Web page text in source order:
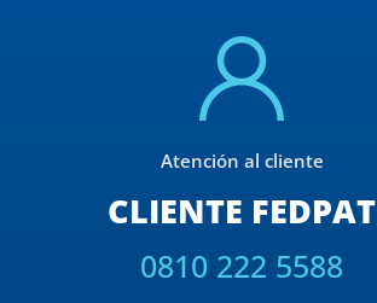
Atención al cliente
CLIENTE FEDPAT
0810 222 5588